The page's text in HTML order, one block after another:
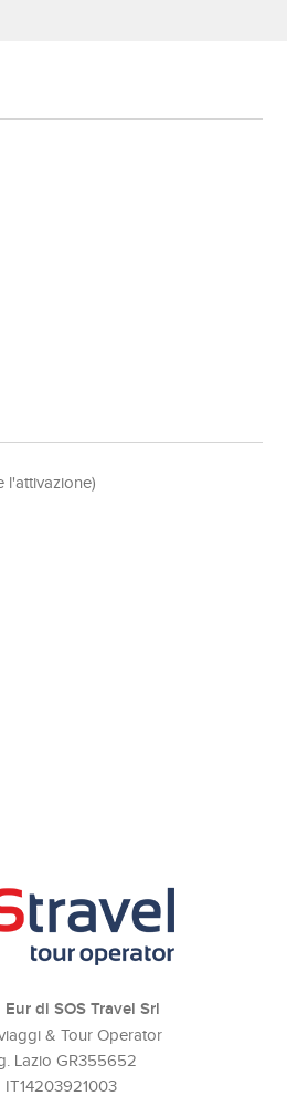
l'attivazione)
Eur di SOS Travel Srl
& Tour Operator
Lazio GR355652
IT14203921003